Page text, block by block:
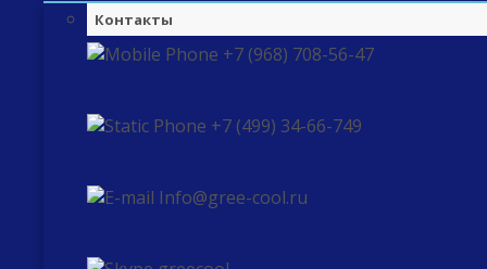
Контакты
+7 (968) 708-56-47
+7 (499) 34-66-749
Info@gree-cool.ru